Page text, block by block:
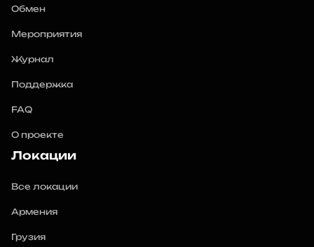
Обмен
Мероприятия
Журнал
Поддержка
FAQ
О проекте
Локации
Все локации
Армения
Грузия